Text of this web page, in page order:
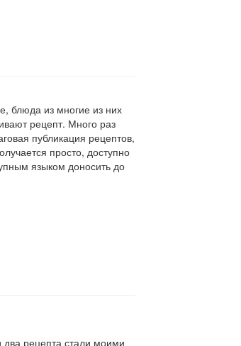
блюда из многие из них
рецепт. Много раз
публикация рецептов,
просто, доступно
языком доносить до
рецепта стали моими